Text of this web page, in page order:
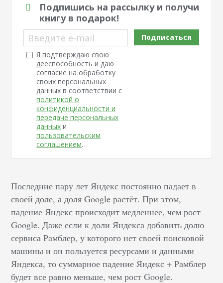
Подпишись на рассылку и получи
книгу в подарок!
Введите e-mail
Я подтверждаю свою
дееспособность и даю
согласие на обработку
своих персональных
данных в соответствии с
политикой о
конфиденциальности и
передаче персональных
данных и
пользовательским
соглашением.
Подписаться
Последние пару лет Яндекс постоянно падает в
своей доле, а доля Google растёт. При этом,
падение Яндекс происходит медленнее, чем рост
Google. Даже если к доли Яндекса добавить долю
сервиса Рамблер, у которого нет своей поисковой
машины и он пользуется ресурсами и данными
Яндекса, то суммарное падение Яндекс + Рамблер
будет все равно меньше, чем рост Google.